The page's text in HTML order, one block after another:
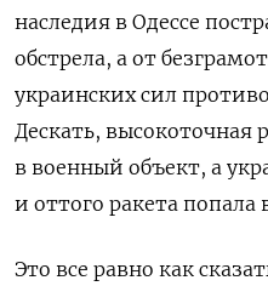
наследия в Одессе
обстрела, а от
украинских сил
Дескать, высокоточная
в военный объект, а
и оттого ракета попала
Это все равно как